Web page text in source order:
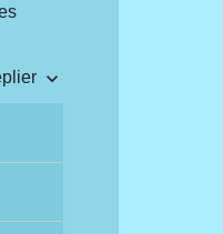
keyboard_arrow_down